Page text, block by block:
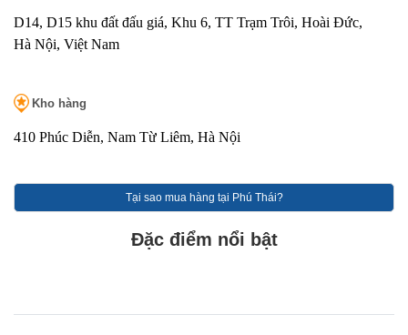
D14, D15 khu đất đấu giá, Khu 6, TT Trạm Trôi, Hoài Đức,
Hà Nội, Việt Nam
Kho hàng
410 Phúc Diễn, Nam Từ Liêm, Hà Nội
Tại sao mua hàng tại Phú Thái?
Đặc điểm nổi bật